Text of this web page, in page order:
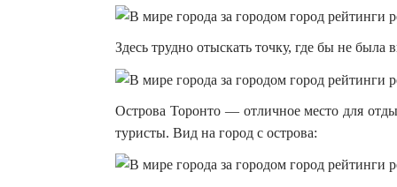
Здесь трудно отыскать точку, где бы не была
Острова Торонто — отличное место для
туристы. Вид на город с острова: